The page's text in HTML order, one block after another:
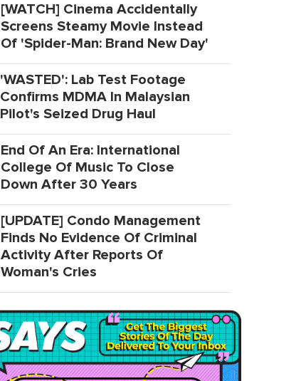
[WATCH] Cinema Accidentally
Screens Steamy Movie Instead
Of 'Spider-Man: Brand New Day'
'WASTED': Lab Test Footage
Confirms MDMA In Malaysian
Pilot's Seized Drug Haul
End Of An Era: International
College Of Music To Close
Down After 30 Years
[UPDATE] Condo Management
Finds No Evidence Of Criminal
Activity After Reports Of
Woman's Cries